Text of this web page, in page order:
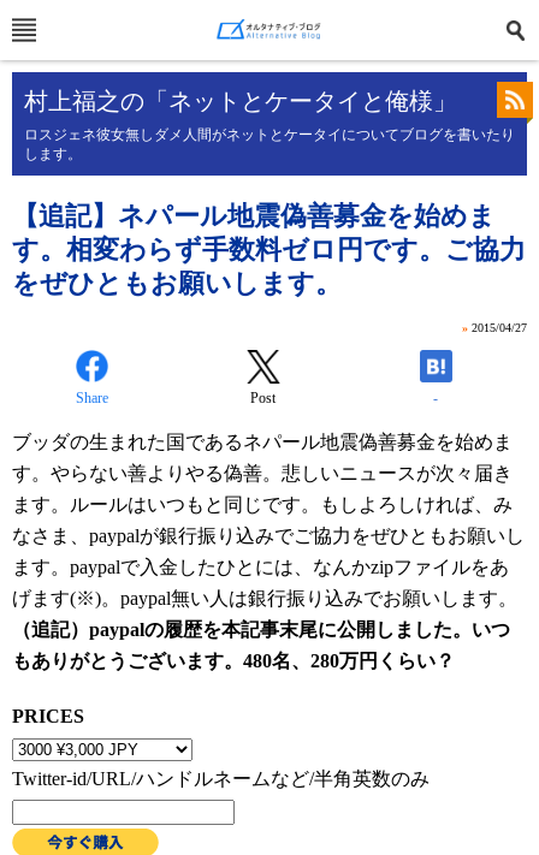
村上福之の「ネットとケータイと俺様」
ロスジェネ彼女無しダメ人間がネットとケータイについてブログを書いたり
します。
【追記】ネパール地震偽善募金を始めま
す。相変わらず手数料ゼロ円です。ご協力
をぜひともお願いします。
» 2015/04/27
Share Post -
ブッダの生まれた国であるネパール地震偽善募金を始めま
す。やらない善よりやる偽善。悲しいニュースが次々届き
ます。ルールはいつもと同じです。もしよろしければ、み
なさま、paypalが銀行振り込みでご協力をぜひともお願いし
ます。paypalで入金したひとには、なんかzipファイルをあ
げます(※)。paypal無い人は銀行振り込みでお願いします。
（追記）paypalの履歴を本記事末尾に公開しました。いつ
もありがとうございます。480名、280万円くらい？
PRICES
Twitter-id/URL/ハンドルネームなど/半角英数のみ